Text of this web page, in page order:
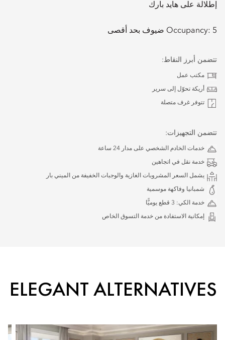
إطلالة على هايد بارك
Occupancy: 5 ضيوف بحد أقصى
تتضمن أبرز النقاط:
مكتب عمل
أريكة تحوّل إلى سرير
تتوفر غرف متصلة
تتضمن التجهيزات:
خدمات الخادم الشخصي على مدار 24 ساعة
خدمة نقل في اتجاهين
يشمل السعر المشروبات الغازية والوجبات الخفيفة من الميني بار
شمبانيا وفاكهة موسمية
خدمة الكي: 3 قطع يوميًّا
إمكانية الاستفادة من خدمة التسوق الخاص
ELEGANT ALTERNATIVES